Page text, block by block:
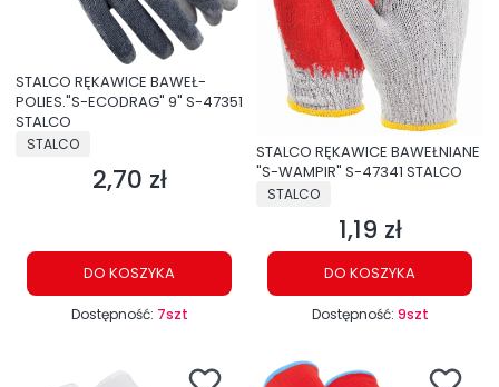
STALCO RĘKAWICE BAWEŁ-
POLIES."S-ECODRAG" 9" S-47351
STALCO
PRODUCENT
STALCO
Cena
2,70 zł
DO KOSZYKA
Dostępność: 7szt
STALCO RĘKAWICE BAWEŁNIANE
"S-WAMPIR" S-47341 STALCO
PRODUCENT
STALCO
Cena
1,19 zł
DO KOSZYKA
Dostępność: 9szt